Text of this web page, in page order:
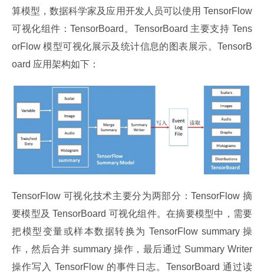
算模型，数据科学家及应用开发人员可以使用 TensorFlow
可视化组件：TensorBoard。TensorBoard 主要支持 Tens
orFlow 模型可视化展示及统计信息的图表展示。TensorB
oard 应用架构如下：
TensorFlow 可视化技术主要分为两部分：TensorFlow 摘
要模型及 TensorBoard 可视化组件。在摘要模型中，需要
把模型变量或样本数据转换为 TensorFlow summary 操
作，然后合并 summary 操作，最后通过 Summary Writer
操作写入 TensorFlow 的事件日志。TensorBoard 通过读